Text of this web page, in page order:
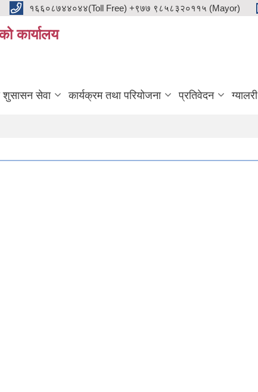
१६६०८७४४०४४(Toll Free) +९७७ ९८५८३२०११५ (Mayor)
कार्यालय
शुसासन सेवा कार्यक्रम तथा परियोजना प्रतिवेदन ग्यालरी